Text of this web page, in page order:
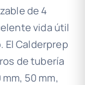
de 4
vida útil
El Calderprep
de tubería
50 mm,